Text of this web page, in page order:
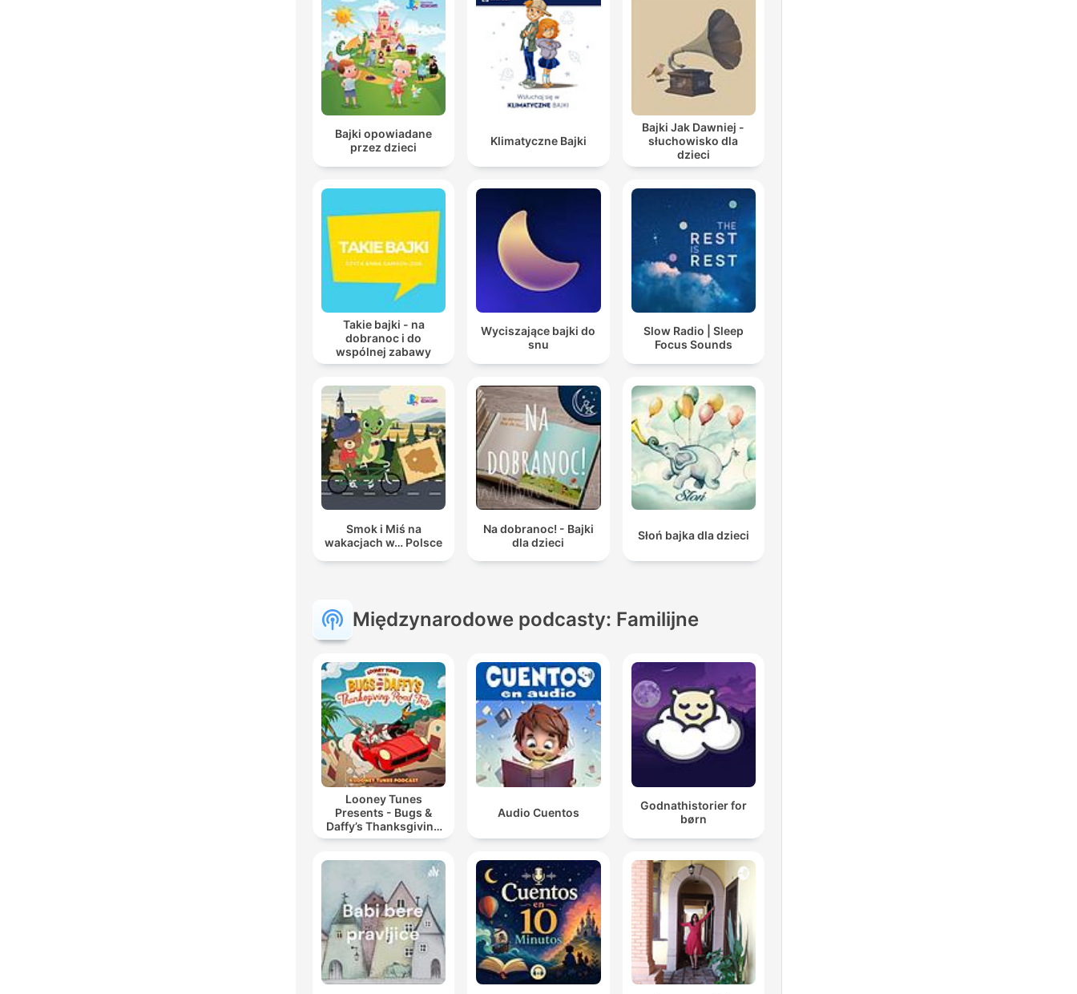
Bajki opowiadane
przez dzieci
Klimatyczne Bajki
Bajki Jak Dawniej -
słuchowisko dla
dzieci
Takie bajki - na
dobranoc i do
wspólnej zabawy
Wyciszające bajki do
snu
Slow Radio | Sleep
Focus Sounds
Smok i Miś na
wakacjach w… Polsce
Na dobranoc! - Bajki
dla dzieci
Słoń bajka dla dzieci
Międzynarodowe podcasty: Familijne
Looney Tunes
Presents - Bugs &
Daffy’s Thanksgiving
Road Trip
Audio Cuentos
Godnathistorier for
børn